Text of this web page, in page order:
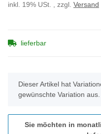
inkl. 19% USt. , zzgl. Versand
lieferbar
x
Dieser Artikel hat
gewünschte Variation aus.
Sie möchten in